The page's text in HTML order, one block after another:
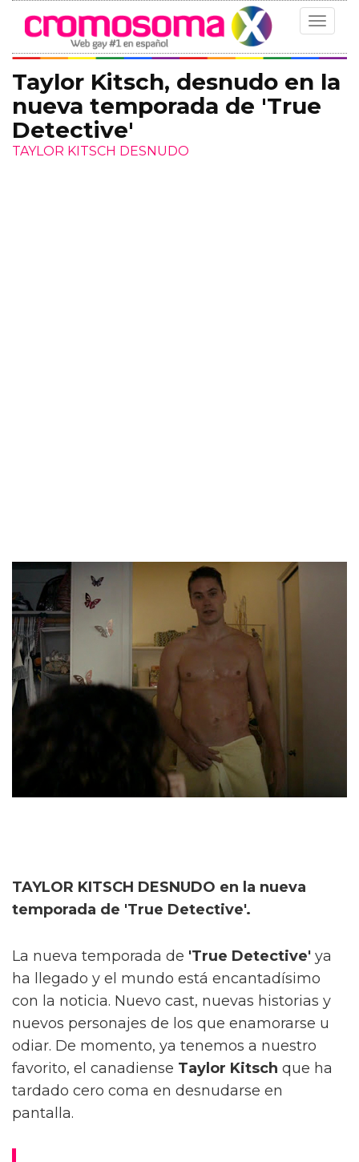
Toggle
Taylor Kitsch, desnudo en la
nueva temporada de 'True
Detective'
TAYLOR KITSCH DESNUDO
TAYLOR KITSCH DESNUDO en la nueva
temporada de 'True Detective'.
La nueva temporada de 'True Detective' ya
ha llegado y el mundo está encantadísimo
con la noticia. Nuevo cast, nuevas historias y
nuevos personajes de los que enamorarse u
odiar. De momento, ya tenemos a nuestro
favorito, el canadiense Taylor Kitsch que ha
tardado cero coma en desnudarse en
pantalla.